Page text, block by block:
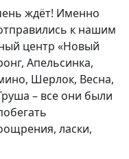
ждёт! Именно
к нашим
центр «Новый
Апельсинка,
Шерлок, Весна,
– все они были
ласки,